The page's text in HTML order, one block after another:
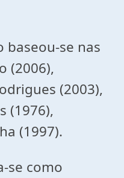
se nas
(2006),
(2003),
(1976),
(1997).
se como